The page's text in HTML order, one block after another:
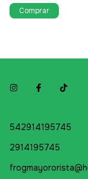
542914195745
2914195745